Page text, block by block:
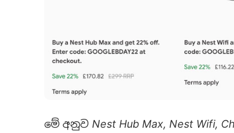
මේ අනුව Nest Hub Max, Nest Wifi,